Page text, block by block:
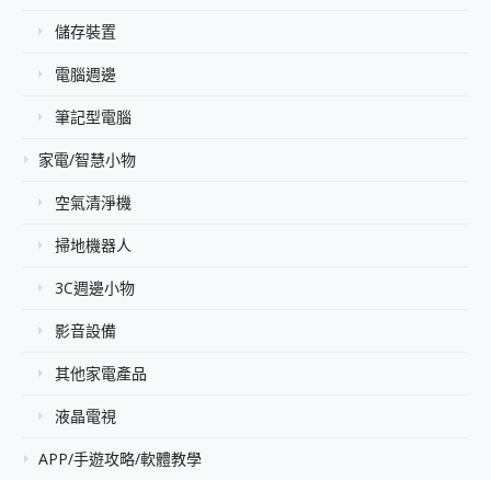
儲存裝置
電腦週邊
筆記型電腦
家電/智慧小物
空氣清淨機
掃地機器人
3C週邊小物
影音設備
其他家電產品
液晶電視
APP/手遊攻略/軟體教學